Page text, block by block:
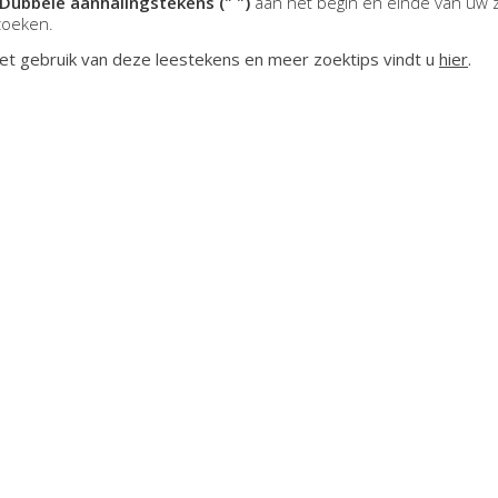
gebruik van deze leestekens en meer zoektips vindt u hier.